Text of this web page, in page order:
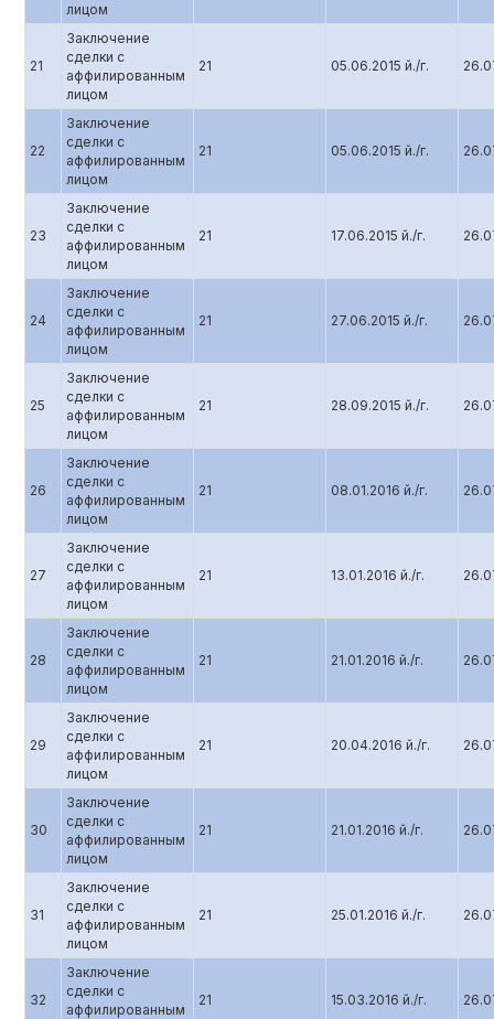
лицом
21
Заключение
сделки с
аффилированным
лицом
21 05.06.2015 й./г.
22
Заключение
сделки с
аффилированным
лицом
21 05.06.2015 й./г.
23
Заключение
сделки с
аффилированным
лицом
21 17.06.2015 й./г.
24
Заключение
сделки с
аффилированным
лицом
21 27.06.2015 й./г.
25
Заключение
сделки с
аффилированным
лицом
21 28.09.2015 й./г.
26
Заключение
сделки с
аффилированным
лицом
21 08.01.2016 й./г.
27
Заключение
сделки с
аффилированным
лицом
21 13.01.2016 й./г.
28
Заключение
сделки с
аффилированным
лицом
21 21.01.2016 й./г.
29
Заключение
сделки с
аффилированным
лицом
21 20.04.2016 й./г.
30
Заключение
сделки с
аффилированным
лицом
21 21.01.2016 й./г.
31
Заключение
сделки с
аффилированным
лицом
21 25.01.2016 й./г.
32
Заключение
сделки с
аффилированным
21 15.03.2016 й./г.